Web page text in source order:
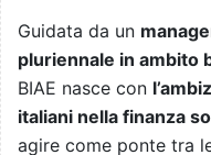
Guidata da un
pluriennale in ambito
BIAE nasce con
italiani nella finanza
agire come ponte tra